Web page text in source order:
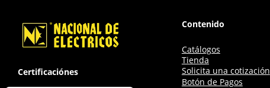
Certificaciónes
Contenido
Catálogos
Tienda
Solicita una cotización
Botón de Pagos